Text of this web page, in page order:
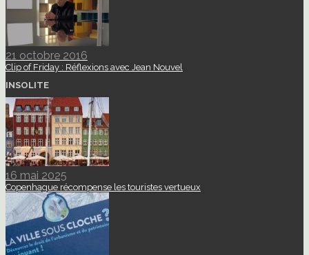
21 octobre 2016
Clip of Friday : Réflexions avec Jean Nouvel
INSOLITE
16 mai 2025
Copenhague récompense les touristes vertueux